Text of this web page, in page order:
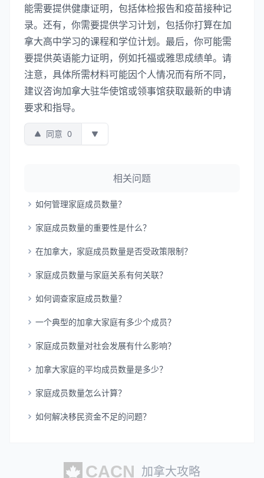
能需要提供健康证明，包括体检报告和疫苗接种记
录。还有，你需要提供学习计划，包括你打算在加
拿大高中学习的课程和学位计划。最后，你可能需
要提供英语能力证明，例如托福或雅思成绩单。请
注意，具体所需材料可能因个人情况而有所不同，
建议咨询加拿大驻华使馆或领事馆获取最新的申请
要求和指导。
同意 0
相关问题
如何管理家庭成员数量？
家庭成员数量的重要性是什么？
在加拿大，家庭成员数量是否受政策限制？
家庭成员数量与家庭关系有何关联？
如何调查家庭成员数量？
一个典型的加拿大家庭有多少个成员？
家庭成员数量对社会发展有什么影响？
加拿大家庭的平均成员数量是多少？
家庭成员数量怎么计算？
如何解决移民资金不足的问题？
加拿大攻略